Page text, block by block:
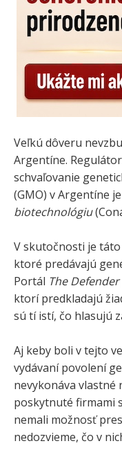
Veľkú dôveru
Argentíne.
schvaľovanie
(GMO) v Argentíne je
biotechnológiu
V skutočnosti je
ktoré predávajú
Portál The Defender
ktorí predkladajú
sú tí istí, čo hlasujú
Aj keby boli v tejto
vydávaní povolení
nevykonáva vlastné
poskytnuté firmami
nemali možnosť
nedozvieme, čo v